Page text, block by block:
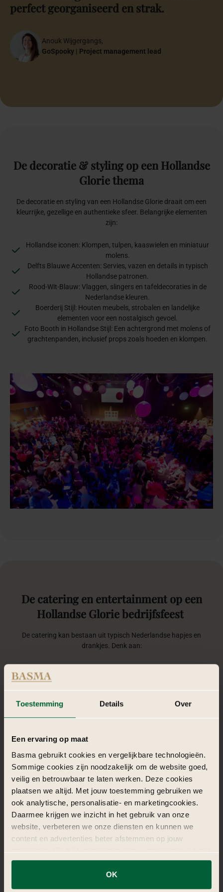
Toestemming Details Over
Een ervaring op maat
Basma gebruikt cookies en vergelijkbare technologieën.
Sommige cookies zijn noodzakelijk om de website goed,
veilig en betrouwbaar te laten werken. Deze cookies
plaatsen we altijd. Met jouw toestemming gebruiken we
ook analytische, personalisatie- en marketingcookies.
Daarmee krijgen we inzicht in het gebruik van onze
website, verbeteren we onze diensten en kunnen we
content en advertenties beter afstemmen op jouw
interesses. Hierbij kunnen gegevens worden gedeeld met
externe partners.
Klik op ‘OK’ om alle cookies te accepteren. Kies ‘Alleen
OK
persoonlijke betrokkenheid.
Mounir & Isa
Bruidspaar
hebben wij als zeer prettig ervaren
Halima Özen-El Hajoui
perfect georganiseerd en strak.
Anouk Wijgergangs,
GoSpooky | Project management lead
GoSpooky | Sr. Project Manager
verwachtingen.
Lojain
Papa & Mama
Eventmanager
bruidsparen!
Anne-Martine Speelman
Founder Anne-Martine Weddings & Events
Founder Bocha Food
Account Schiphol Group
Online strateeg
Founder Flawless Weddings
persoonlijke betrokkenheid.
Mounir & Isa
Bruidspaar
hebben wij als zeer prettig ervaren
Halima Özen-El Hajoui
De decoratie & styling op een Hollandse
Gloriethema
De decoratie en styling van een Hollandse Glorie draait om een
kleurrijke, gezellige en authentieke sfeer. Belangrijke elementen
zijn:
Hollandse iconen: Klompen, tulpen, kaaswielen en miniatuur
molens.
Delfts Blauwe Accenten: Servies, vazen en details in typisch
Hollandse patronen.
Rood-Wit-Blauw: Vlaggen, slingers en tafeldecoraties in de
Nederlandse kleuren.
Boerderij Stijl: Houten meubels, strobalen en landelijke
elementen voor een nostalgisch gevoel.
Foto Booth in Hollandse Stijl: Een achtergrond met molens of
grachtenpanden, inclusief props zoals hoeden en klompen.
De catering en entertainment op een
Hollandse Gloriebedrijfsfeest
De catering kan bestaan uit typisch Nederlandse hapjes en
drankjes. Denk aan:
Hoofdgerechten: Stamppotten met rookworst, hutspot en
vegetarische alternatieven.
Nagerechten: Poffertjes, stroopwafels en appeltaart met
slagroom.
Entertainment kan bestaan uit Hollandse spelletjes zoals sjoelen,
artiest of band kan de avond extra feestelijk maken. Een quiz over
Nederlandse tradities en geschiedenis is ook een leuke toevoeging.